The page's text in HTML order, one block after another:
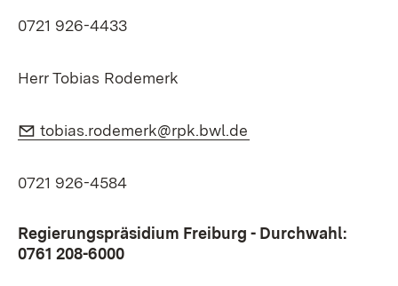
0721 926-4433
Herr Tobias Rodemerk
E-Mail:
tobias.rodemerk@rpk.bwl.de
0721 926-4584
Regierungspräsidium Freiburg - Durchwahl:
0761 208-6000